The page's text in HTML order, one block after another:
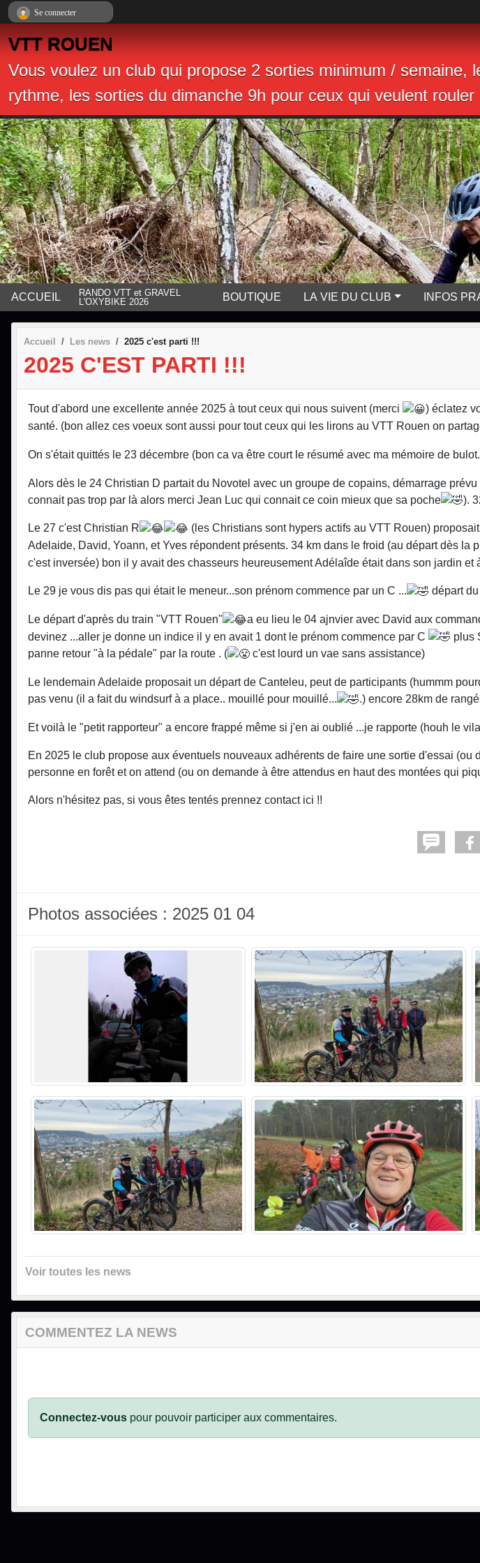
VTT ROUEN
Vous voulez un club qui propose 2 sorties minimum /
rythme, les sorties du dimanche 9h pour ceux qui veulent
ACCUEIL
RANDO VTT et GRAVEL
L'OXYBIKE 2026
BOUTIQUE LA VIE DU CLUB INFOS
Accueil Les news 2025 c'est parti !!!
2025 C'EST PARTI !!!
Tout d'abord une excellente année 2025 à tout ceux qui nous suivent (merci
) éclatez
santé. (bon allez ces voeux sont aussi pour tout ceux qui les lirons au VTT Rouen on
On s'était quittés le 23 décembre (bon ca va être court le résumé avec ma mémoire de
Alors dès le 24 Christian D partait du Novotel avec un groupe de copains, démarrage
connait pas trop par là alors merci Jean Luc qui connait ce coin mieux que sa poche
).
Le 27 c'est Christian R
(les Christians sont hypers actifs au VTT Rouen)
Adelaide, David, Yoann, et Yves répondent présents. 34 km dans le froid (au départ dès la
c'est inversée) bon il y avait des chasseurs heureusement Adélaîde était dans son jardin
Le 29 je vous dis pas qui était le meneur...son prénom commence par un C ... départ
Le départ d'après du train "VTT Rouen"
a eu lieu le 04 ajnvier avec David aux
devinez ...aller je donne un indice il y en avait 1 dont le prénom commence par C
plus
panne retour "à la pédale" par la route . (
c'est lourd un vae sans assistance)
Le lendemain Adelaide proposait un départ de Canteleu, peut de participants (hummm
pas venu (il a fait du windsurf à a place.. mouillé pour mouillé...
.) encore 28km de
Et voilà le "petit rapporteur" a encore frappé même si j'en ai oublié ...je rapporte (houh le
En 2025 le club propose aux éventuels nouveaux adhérents de faire une sortie d'essai
personne en forêt et on attend (ou on demande à être attendus en haut des montées qui
Alors n'hésitez pas, si vous êtes tentés prennez contact ici !!
Photos associées : 2025 01 04
Voir toutes les news
COMMENTEZ LA NEWS
Connectez-vous pour pouvoir participer aux commentaires.
Se connecter
Panneau de gestion des cookies